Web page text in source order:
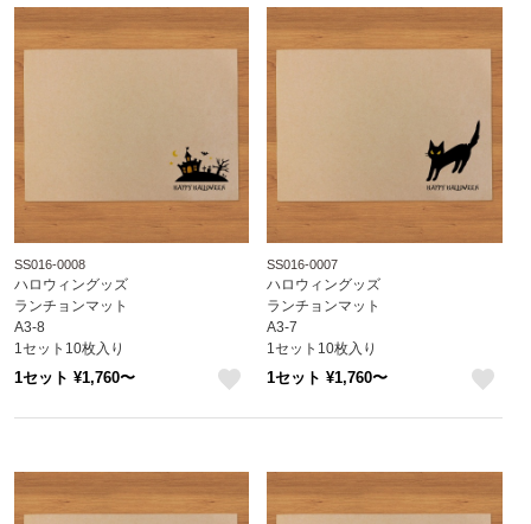
SS016-0008
ハロウィングッズ
ランチョンマット
A3-8
1セット10枚入り
1セット ¥1,760〜
SS016-0007
ハロウィングッズ
ランチョンマット
A3-7
1セット10枚入り
1セット ¥1,760〜